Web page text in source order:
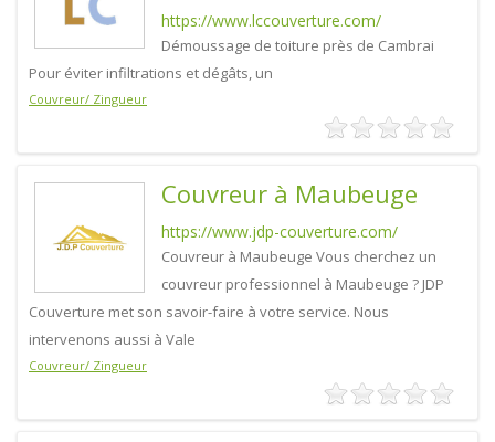
https://www.lccouverture.com/
Démoussage de toiture près de Cambrai
Pour éviter infiltrations et dégâts, un
Couvreur/ Zingueur
Couvreur à Maubeuge
https://www.jdp-couverture.com/
Couvreur à Maubeuge Vous cherchez un
couvreur professionnel à Maubeuge ? JDP
Couverture met son savoir-faire à votre service. Nous
intervenons aussi à Vale
Couvreur/ Zingueur